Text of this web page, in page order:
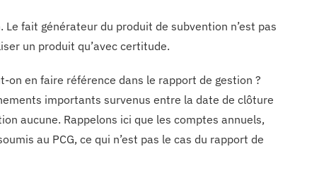
fait générateur du produit de subvention n’est pas
un produit qu’avec certitude.
on en faire référence dans le rapport de gestion ?
importants survenus entre la date de clôture
aucune. Rappelons ici que les comptes annuels,
au PCG, ce qui n’est pas le cas du rapport de